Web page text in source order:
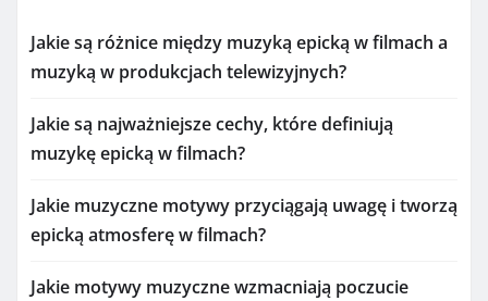
Jakie są różnice między muzyką epicką w filmach a
muzyką w produkcjach telewizyjnych?
Jakie są najważniejsze cechy, które definiują
muzykę epicką w filmach?
Jakie muzyczne motywy przyciągają uwagę i tworzą
epicką atmosferę w filmach?
Jakie motywy muzyczne wzmacniają poczucie